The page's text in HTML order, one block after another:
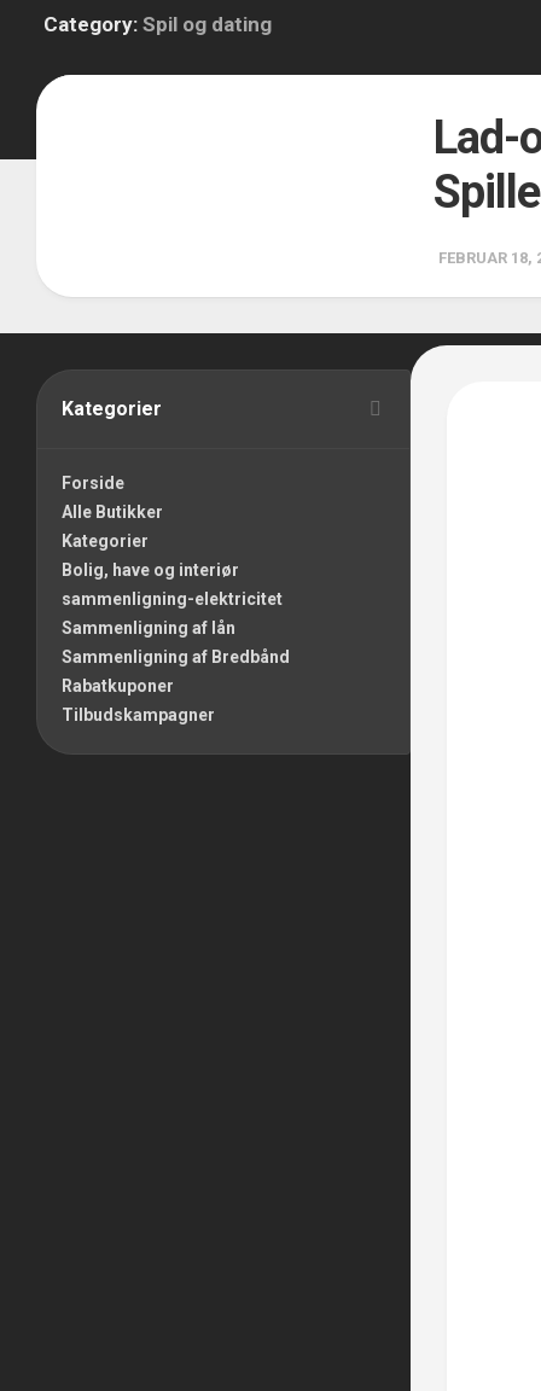
Category: Spil og dating
Lad-
FEBRUAR 18,
Kategorier
Forside
Alle Butikker
Kategorier
Bolig, have og interiør
sammenligning-elektricitet
Sammenligning af lån
Sammenligning af Bredbånd
Rabatkuponer
Tilbudskampagner